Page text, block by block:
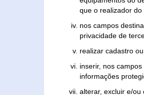
que o realizador
nos campos
privacidade de
realizar cadastro
inserir, nos
informações
alterar, excluir e/ou